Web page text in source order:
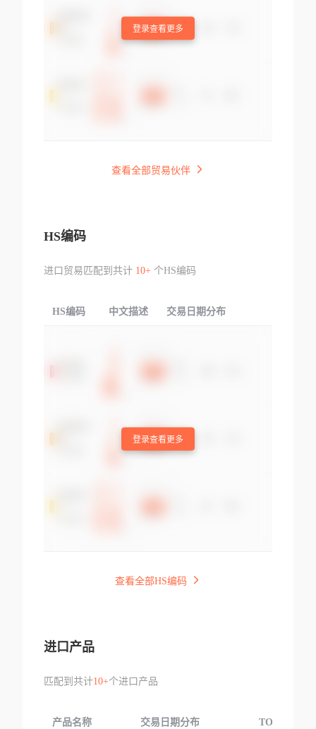
登录查看更多
查看全部贸易伙伴
HS编码
进口贸易匹配到共计 10+个HS编码
HS编码 中文描述 交易日期分布
登录查看更多
查看全部HS编码
进口产品
匹配到共计10+个进口产品
产品名称 交易日期分布 TOP3交易国